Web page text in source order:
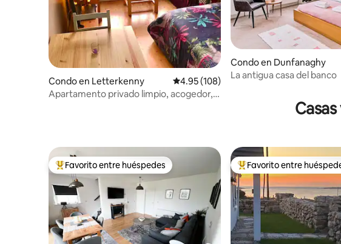
Condo en Letterkenny Calificación promedio: 4.95 de 5, 108
4.95 (108)
Apartamento privado limpio, acogedor,
Condo en Dunfanaghy
La antigua casa del banco
Favorito entre huéspedes preferido
Favorito entre huéspedes Favorito entre
Favorito entre